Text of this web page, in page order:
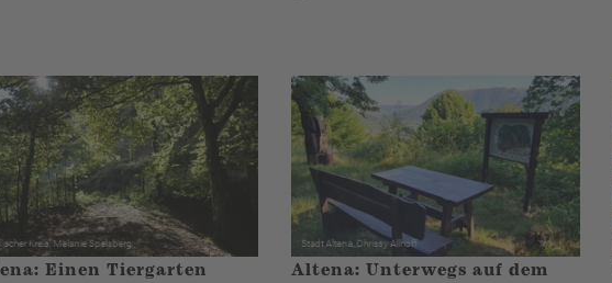
Einen Tiergarten
Altena: Unterwegs auf dem